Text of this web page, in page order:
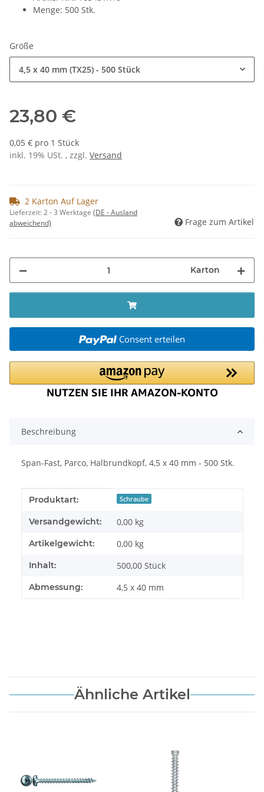
Menge: 500 Stk.
Größe
4,5 x 40 mm (TX25) - 500 Stück
23,80 €
0,05 € pro 1 Stück
inkl. 19% USt. , zzgl. Versand
2 Karton Auf Lager
Lieferzeit:2 - 3 Werktage (DE - Ausland
abweichend)
Frage zum Artikel
Karton
Consent erteilen
Beschreibung
Span-Fast, Parco, Halbrundkopf, 4,5 x 40 mm - 500 Stk.
Produkteigenschaft
Wert
Produktart: Schraube
Versandgewicht: 0,00 kg
Artikelgewicht: 0,00 kg
Inhalt: 500,00 Stück
Abmessung: 4,5 x 40 mm
Ähnliche Artikel